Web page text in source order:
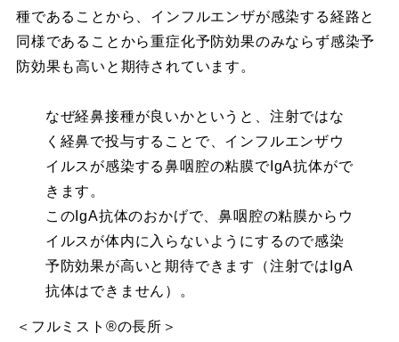
種であることから、インフルエンザが感染する経路と
同様であることから重症化予防効果のみならず感染予
防効果も高いと期待されています。
なぜ経鼻接種が良いかというと、注射ではな
く経鼻で投与することで、インフルエンザウ
イルスが感染する鼻咽腔の粘膜でIgA抗体がで
きます。
このIgA抗体のおかげで、鼻咽腔の粘膜からウ
イルスが体内に入らないようにするので感染
予防効果が高いと期待できます（注射ではIgA
抗体はできません）。
＜フルミスト®︎の長所＞